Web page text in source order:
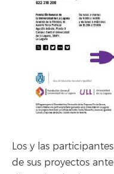
Los y las
de sus proyectos